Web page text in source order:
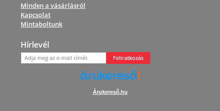
Minden a vásárlásról
Kapcsolat
Mintaboltunk
Hírlevél
Feliratkozás
Árukereső.hu